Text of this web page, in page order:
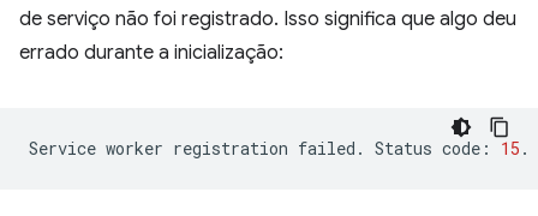
de serviço não foi registrado. Isso significa que algo deu
errado durante a inicialização:
Service worker registration failed. Status code: 15